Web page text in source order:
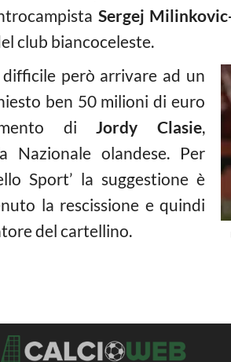
Sergej
club biancoceleste.
difficile però arrivare ad un
ben 50 milioni di euro
diJordy Clasie,
Nazionale olandese. Per
Sport’ la suggestione è
la rescissione e quindi
del cartellino.